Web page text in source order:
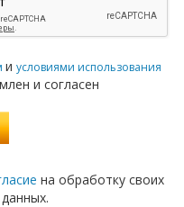
и условиями использования
и согласен
на обработку своих